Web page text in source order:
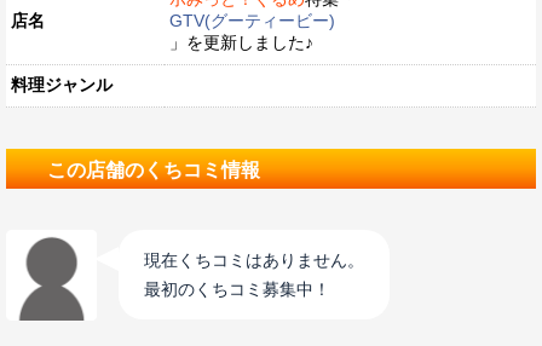
店名
GTV(グーティービー)
」を更新しました♪
料理ジャンル
この店舗のくちコミ情報
現在くちコミはありません。
最初のくちコミ募集中！